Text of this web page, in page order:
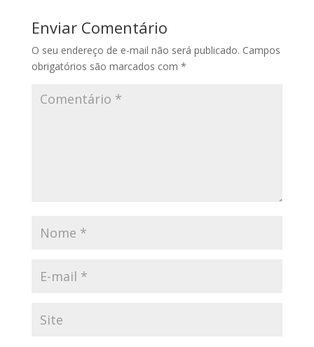
Enviar Comentário
O seu endereço de e-mail não será publicado. Campos
obrigatórios são marcados com *